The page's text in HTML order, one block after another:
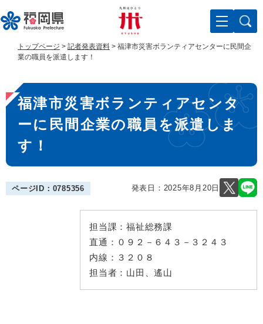
ー
ジ
す
。
ニ
ュ
し
て
トップページ > 記者発表資料 > 福津市災害ボランティアセンターに民間企
業の職員を派遣します！
本
文
福津市災害ボランティアセンタ
ーに民間企業の職員を派遣しま
す！
ページID：0785356 発表日： 2025年8月20日
担当課： 福祉総務課
直通： ０９２－６４３－３２４３
内線： ３２０８
担当者： 山田、遙山